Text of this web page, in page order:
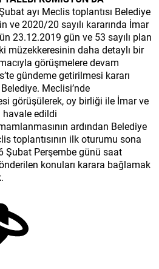
ayı Meclis toplantısı Belediye
ve 2020/20 sayılı kararında İmar
23.12.2019 gün ve 53 sayılı plan
müzekkeresinin daha detaylı bir
görüşmelere devam
gündeme getirilmesi kararı
Meclisi’nde
görüşülerek, oy birliği ile İmar ve
havale edildi
ardından Belediye
toplantısının ilk oturumu sona
Şubat Perşembe günü saat
konuları karara bağlamak